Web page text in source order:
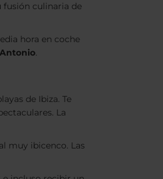
fusión culinaria de
hora en coche
.
de Ibiza. Te
La
muy ibicenco. Las